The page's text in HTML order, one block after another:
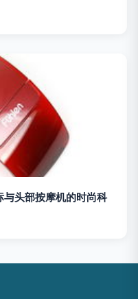
与头部按摩机的时尚科